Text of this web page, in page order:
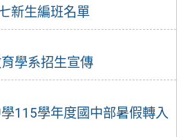
新生編班名單
學系招生宣傳
115學年度國中部暑假轉入